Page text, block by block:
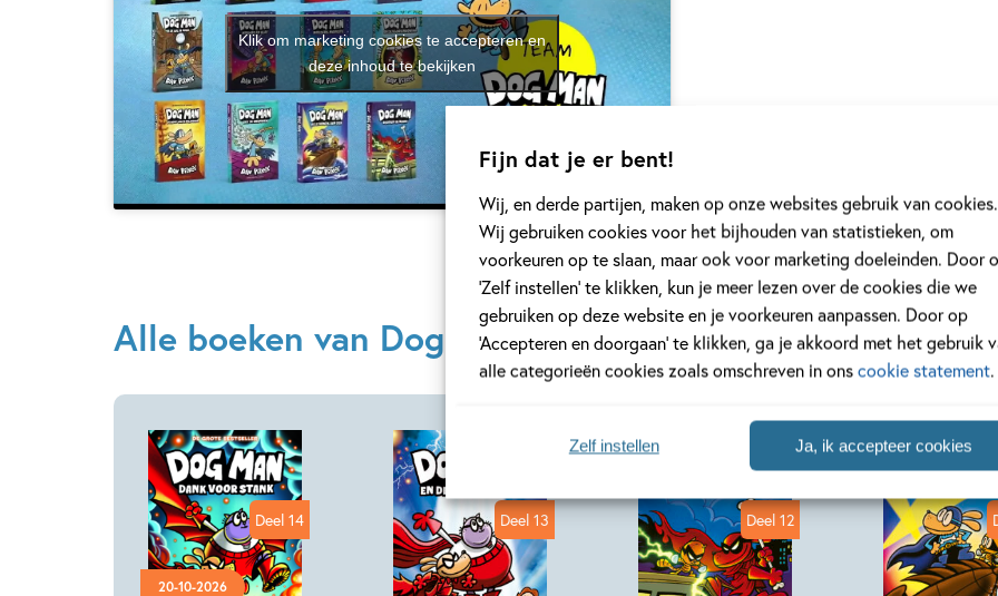
Fijn dat je er bent!
Wij, en derde partijen, maken op onze websites gebruik van cookies.
Wij gebruiken cookies voor het bijhouden van statistieken, om
voorkeuren op te slaan, maar ook voor marketing doeleinden. Door
‘Zelf instellen’ te klikken, kun je meer lezen over de cookies die we
gebruiken op deze website en je voorkeuren aanpassen. Door op
‘Accepteren en doorgaan’ te klikken, ga je akkoord met het gebruik
alle categorieën cookies zoals omschreven in onscookie statement.
Ja, ik accepteer cookies
Zelf instellen
Klik om marketing cookies te accepteren en
deze inhoud te bekijken
Alle boeken van Dog Man!
Deel 14
20-10-2026
Deel 13 Deel 12